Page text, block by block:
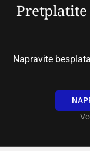
Napravite